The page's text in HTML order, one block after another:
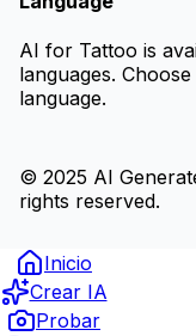
AI for Tattoo is
languages.
language.
© 2025 AI
rights reserved.
Inicio
Crear IA
Probar